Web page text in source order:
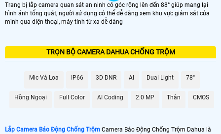
LOẠI CAMERA IP
🌐 Bộ 4 Camera Chống Trộm
Trang bị lắp camera quan sát an ninh có góc rộng lên đến 88° giúp mang lại
hình ảnh tổng quát, người sử dụng có thể dễ dàng xem khu vực giám sát của
mình qua điện thoại, máy tính từ xa dễ dàng
TRỌN BỘ CAMERA DAHUA CHỐNG TRỘM
Mic Và Loa IP66 3D DNR AI Dual Light 78°
Hồng Ngoại Full Color AI Coding 2.0 MP Thân CMOS
Lắp Camera Báo Động Chống Trộm Camera Báo Động Chống Trộm Dahua là